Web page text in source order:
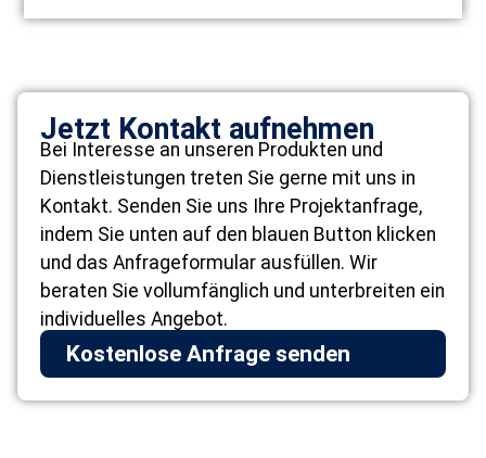
Jetzt Kontakt aufnehmen
Bei Interesse an unseren Produkten und
Dienstleistungen treten Sie gerne mit uns in
Kontakt. Senden Sie uns Ihre Projektanfrage,
indem Sie unten auf den blauen Button klicken
und das Anfrageformular ausfüllen. Wir
beraten Sie vollumfänglich und unterbreiten ein
individuelles Angebot.
Kostenlose Anfrage senden